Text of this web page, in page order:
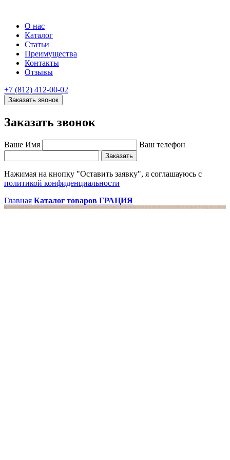
О нас
Каталог
Статьи
Преимущества
Контакты
Отзывы
+7 (812) 412-00-02
Заказать звонок
Заказать звонок
Ваше Имя Ваш телефон
Заказать
Нажимая на кнопку "Оставить заявку", я соглашауюсь с
политикой конфиденциальности
Главная Каталог товаров ГРАЦИЯ